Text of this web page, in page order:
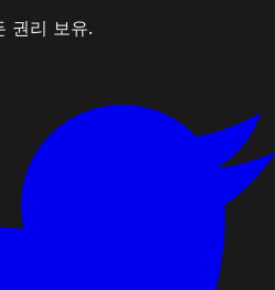
권리 보유.